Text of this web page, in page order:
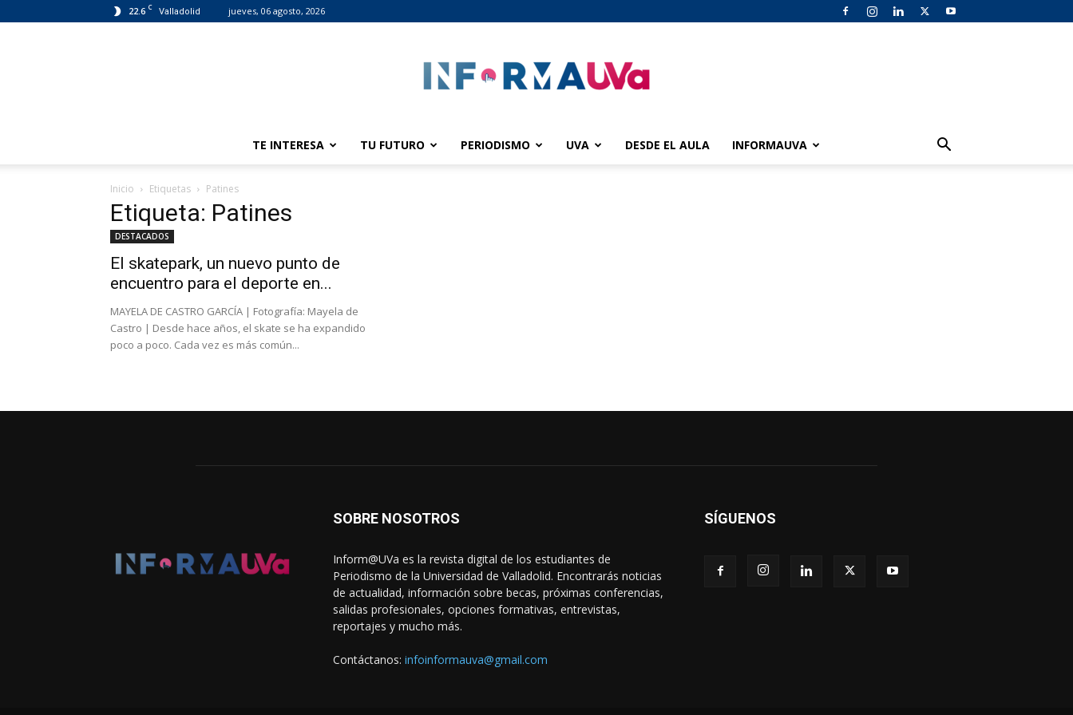
22.6 C Valladolid jueves, 06 agosto, 2026
informaUVA
TE INTERESA TU FUTURO PERIODISMO UVA DESDE EL AULA INFORMAUVA
Inicio Etiquetas Patines
Etiqueta: Patines
DESTACADOS
El skatepark, un nuevo punto de
encuentro para el deporte en...
MAYELA DE CASTRO GARCÍA | Fotografía: Mayela de
Castro | Desde hace años, el skate se ha expandido
poco a poco. Cada vez es más común...
SOBRE NOSOTROS
Inform@UVa es la revista digital de los estudiantes de
Periodismo de la Universidad de Valladolid. Encontrarás noticias
de actualidad, información sobre becas, próximas conferencias,
salidas profesionales, opciones formativas, entrevistas,
reportajes y mucho más.
Contáctanos: infoinformauva@gmail.com
SÍGUENOS